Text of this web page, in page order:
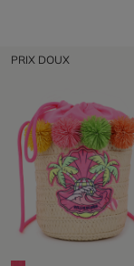
PRIX DOUX